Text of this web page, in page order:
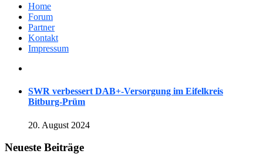
Home
Forum
Partner
Kontakt
Impressum
SWR verbessert DAB+-Versorgung im Eifelkreis
Bitburg-Prüm
20. August 2024
Neueste Beiträge